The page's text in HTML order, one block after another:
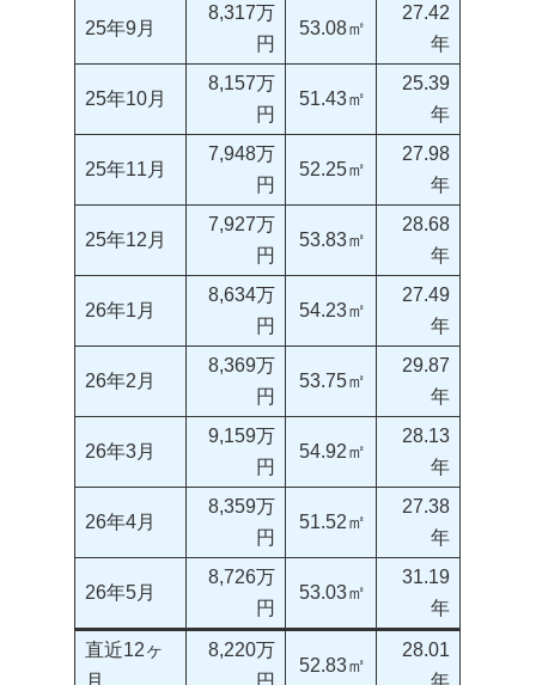
25年9月
8,317万
円
53.08㎡
27.42
年
25年10月
8,157万
円
51.43㎡
25.39
年
25年11月
7,948万
円
52.25㎡
27.98
年
25年12月
7,927万
円
53.83㎡
28.68
年
26年1月
8,634万
円
54.23㎡
27.49
年
26年2月
8,369万
円
53.75㎡
29.87
年
26年3月
9,159万
円
54.92㎡
28.13
年
26年4月
8,359万
円
51.52㎡
27.38
年
26年5月
8,726万
円
53.03㎡
31.19
年
直近12ヶ
月
8,220万
円
52.83㎡
28.01
年